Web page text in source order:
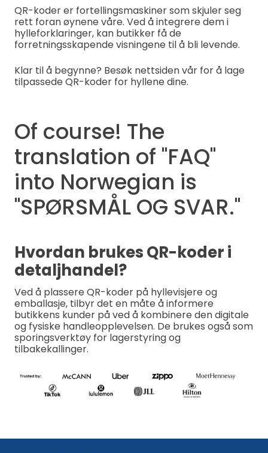
QR-koder er fortellingsmaskiner som skjuler seg
rett foran øynene våre. Ved å integrere dem i
hylleforklaringer, kan butikker få de
forretningsskapende visningene til å bli levende.
Klar til å begynne? Besøk nettsiden vår for å lage
tilpassede QR-koder for hyllene dine.
Of course! The
translation of "FAQ"
into Norwegian is
"SPØRSMÅL OG SVAR."
Hvordan brukes QR-koder i
detaljhandel?
Ved å plassere QR-koder på hyllevisjere og
emballasje, tilbyr det en måte å informere
butikkens kunder på ved å kombinere den digitale
og fysiske handleopplevelsen. De brukes også som
sporingsverktøy for lagerstyring og
tilbakekallinger.